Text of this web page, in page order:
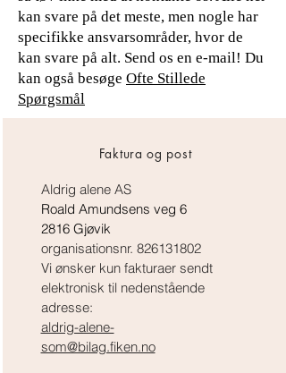
kan svare på det meste, men nogle har
specifikke ansvarsområder, hvor de
kan svare på alt. Send os en e-mail! Du
kan også besøge Ofte Stillede
Spørgsmål
Faktura og post
Aldrig alene AS
Roald Amundsens veg 6
2816 Gjøvik
organisationsnr. 826131802
Vi ønsker kun fakturaer sendt
elektronisk til nedenstående
adresse:
aldrig-alene-
som@bilag.fiken.no